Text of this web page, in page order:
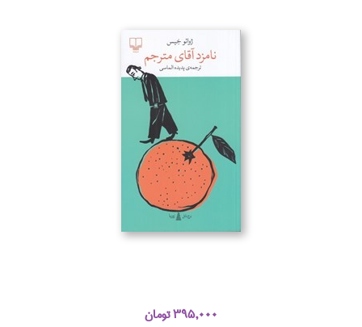
395,000 تومان